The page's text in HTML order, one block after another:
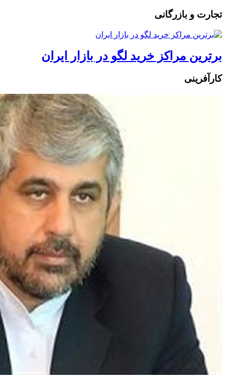
تجارت و بازرگانی
برترین مراکز خرید لگو در بازار ایران
کارآفرینی